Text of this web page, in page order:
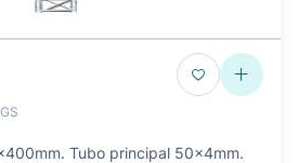
Tubo principal 50x4mm.